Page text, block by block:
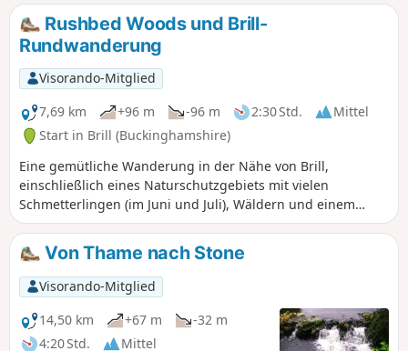
einige gute Wege, aber einige der Wege in den Feldern,
wenn Sie sich Steventon nähern, sind nicht gut gepflegt.
Auf den letzten Feldern vor Steventon bei Hill Farm weiden
oft Rinder. Ich würde diese Wanderung generell bei
trockenem Wetter empfehlen. Der Fußweg aus den Vororten
von Abingdon ist schlecht, daher habe ich die Route so
angepasst, dass sie Straßen und Wegen folgt. Nachdem
man unter der Eisenbahnbrücke auf der Ranch nach
Steventon hindurchgegangen ist, sind die OS-Fußwege
nicht mehr zuverlässig; an einer Stelle war der Weg
gepflügt und mit Weizen bepflanzt, sodass ich eine Zeit
lang am Feldrand entlangging. Der Bus X2 verkehrt 7 Tage
die Woche zwischen Abingdon und Steventon und kann
daher genutzt werden, um die Runde zu schließen.
Rushbed Woods und Brill-
Rundwanderung
Visorando-Mitglied
7,69 km
+96 m -96 m 2:30 Std.
Mittel
Start in Brill (Buckinghamshire)
Eine gemütliche Wanderung in der Nähe von Brill,
einschließlich eines Naturschutzgebiets mit vielen
Schmetterlingen (im Juni und Juli), Wäldern und einem
Hügel.
Von Thame nach Stone
Visorando-Mitglied
14,50 km
+67 m
-32 m
4:20 Std.
Mittel